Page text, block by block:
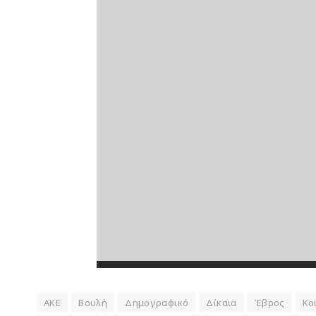
ΑΚΕ Βουλή Δημογραφικό Δίκαια Έβρος